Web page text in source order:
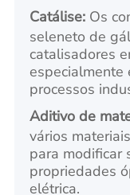
Catálise: Os
seleneto de
catalisadores
especialmente
processos
Aditivo de
vários
para modificar
propriedades
elétrica.